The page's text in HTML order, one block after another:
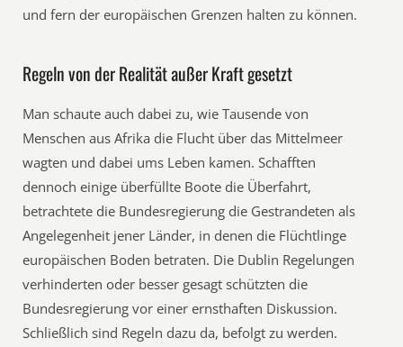
und fern der europäischen Grenzen halten zu können.
Regeln von der Realität außer Kraft gesetzt
Man schaute auch dabei zu, wie Tausende von
Menschen aus Afrika die Flucht über das Mittelmeer
wagten und dabei ums Leben kamen. Schafften
dennoch einige überfüllte Boote die Überfahrt,
betrachtete die Bundesregierung die Gestrandeten als
Angelegenheit jener Länder, in denen die Flüchtlinge
europäischen Boden betraten. Die Dublin Regelungen
verhinderten oder besser gesagt schützten die
Bundesregierung vor einer ernsthaften Diskussion.
Schließlich sind Regeln dazu da, befolgt zu werden.